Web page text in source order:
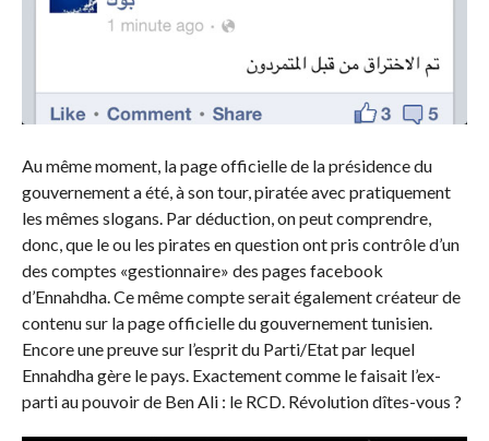
Au même moment, la page officielle de la présidence du
gouvernement a été, à son tour, piratée avec pratiquement
les mêmes slogans. Par déduction, on peut comprendre,
donc, que le ou les pirates en question ont pris contrôle d’un
des comptes «gestionnaire» des pages facebook
d’Ennahdha. Ce même compte serait également créateur de
contenu sur la page officielle du gouvernement tunisien.
Encore une preuve sur l’esprit du Parti/Etat par lequel
Ennahdha gère le pays. Exactement comme le faisait l’ex-
parti au pouvoir de Ben Ali : le RCD. Révolution dîtes-vous ?